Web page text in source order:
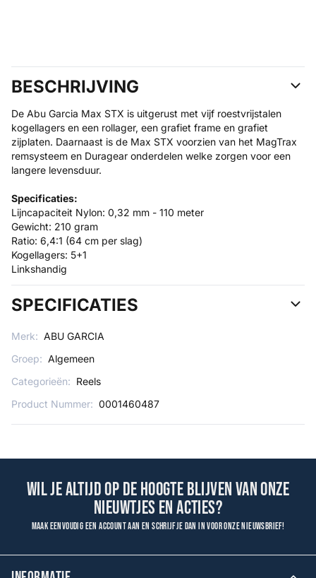
BESCHRIJVING
De Abu Garcia Max STX is uitgerust met vijf roestvrijstalen
kogellagers en een rollager, een grafiet frame en grafiet
zijplaten. Daarnaast is de Max STX voorzien van het MagTrax
remsysteem en Duragear onderdelen welke zorgen voor een
langere levensduur.
Specificaties:
Lijncapaciteit Nylon: 0,32 mm - 110 meter
Gewicht: 210 gram
Ratio: 6,4:1 (64 cm per slag)
Kogellagers: 5+1
Linkshandig
SPECIFICATIES
Merk: ABU GARCIA
Groep: Algemeen
Categorieën: Reels
Product Nummer: 0001460487
Wil je altijd op de hoogte blijven van onze
nieuwtjes en acties?
Maak eenvoudig een account aan en schrijf je dan in voor onze nieuwsbrief!